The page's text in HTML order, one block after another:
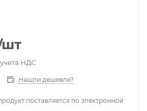
НДС
Нашли дешевле?
поставляется по электронной